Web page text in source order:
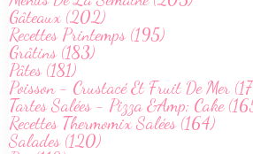
Gâteaux (202)
Recettes Printemps (195)
Grâtins (183)
Pâtes (181)
Poisson - Crustacé Et Fruit De Mer
Tartes Salées - Pizza &Amp; Cake
Recettes Thermomix Salées (164)
Salades (120)